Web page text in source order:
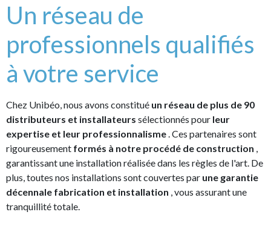
Un réseau de
professionnels qualifiés
à votre service
Chez Unibéo, nous avons constitué un réseau de plus de 90
distributeurs et installateurs sélectionnés pour leur
expertise et leur professionnalisme. Ces partenaires sont
rigoureusement formés à notre procédé de construction ,
garantissant une installation réalisée dans les règles de l'art. De
plus, toutes nos installations sont couvertes par une garantie
décennale fabrication et installation , vous assurant une
tranquillité totale.